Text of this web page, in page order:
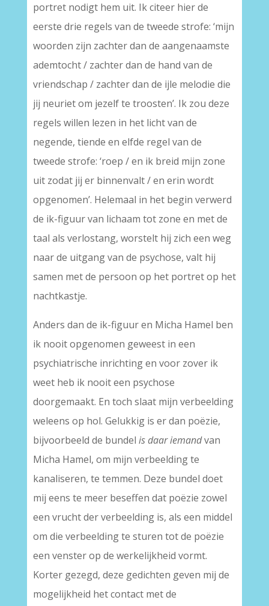
portret nodigt hem uit. Ik citeer hier de
eerste drie regels van de tweede strofe: ‘mijn
woorden zijn zachter dan de aangenaamste
ademtocht / zachter dan de hand van de
vriendschap / zachter dan de ijle melodie die
jij neuriet om jezelf te troosten’. Ik zou deze
regels willen lezen in het licht van de
negende, tiende en elfde regel van de
tweede strofe: ‘roep / en ik breid mijn zone
uit zodat jij er binnenvalt / en erin wordt
opgenomen’. Helemaal in het begin verwerd
de ik-figuur van lichaam tot zone en met de
taal als verlostang, worstelt hij zich een weg
naar de uitgang van de psychose, valt hij
samen met de persoon op het portret op het
nachtkastje.
Anders dan de ik-figuur en Micha Hamel ben
ik nooit opgenomen geweest in een
psychiatrische inrichting en voor zover ik
weet heb ik nooit een psychose
doorgemaakt. En toch slaat mijn verbeelding
weleens op hol. Gelukkig is er dan poëzie,
bijvoorbeeld de bundel is daar iemandvan
Micha Hamel, om mijn verbeelding te
kanaliseren, te temmen. Deze bundel doet
mij eens te meer beseffen dat poëzie zowel
een vrucht der verbeelding is, als een middel
om die verbeelding te sturen tot de poëzie
een venster op de werkelijkheid vormt.
Korter gezegd, deze gedichten geven mij de
mogelijkheid het contact met de